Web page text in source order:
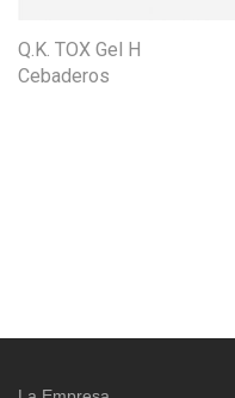
Q.K. TOX Gel H
Cebaderos